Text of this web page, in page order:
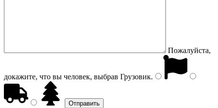
Пожалуйста,
докажите, что вы человек, выбрав Грузовик.